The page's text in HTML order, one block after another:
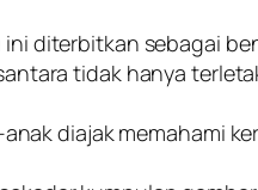
diterbitkan sebagai
tidak hanya
diajak memahami